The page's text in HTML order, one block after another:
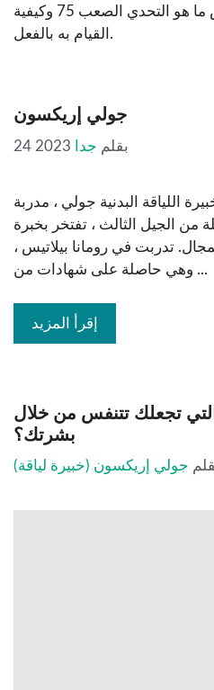
في هذه المقالة ، سنناقش ما هو التحدي الصعب 75 وكيفية
القيام به بالفعل.
جولي إريكسون
24 2023 بقلم جدا
اللياقة البدنية جولي ، مدربة
من الجيل الثالث ، تفتخر بخبرة
هذا المجال. تدربت في رومانا بيلاتيس ،
وهي حاصلة على شهادات من ...
إقرأ المزيد
تجعلك تتنفس من خلال
بشرتك؟
جولي إريكسون (خبيرة لياقة)